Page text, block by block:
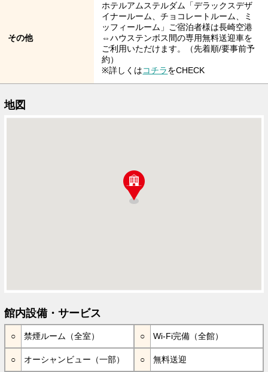
その他
ホテルアムステルダム「デラックスデザ
イナールーム、チョコレートルーム、ミ
ッフィールーム」ご宿泊者様は長崎空港
⇔ハウステンボス間の専用無料送迎車を
ご利用いただけます。（先着順/要事前予
約）
※詳しくはコチラをCHECK
地図
館内設備・サービス
禁煙ルーム（全室） Wi-Fi完備（全館）
オーシャンビュー（一部） 無料送迎